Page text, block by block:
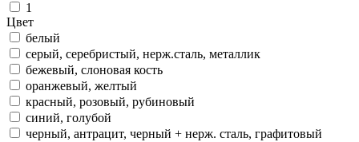
1
Цвет
белый
серый, серебристый, нерж.сталь, металлик
бежевый, слоновая кость
оранжевый, желтый
красный, розовый, рубиновый
синий, голубой
черный, антрацит, черный + нерж. сталь, графитовый